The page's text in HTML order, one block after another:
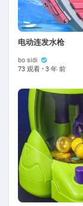
电动连发水枪
bo sidi
73 观看 · 3 年 前